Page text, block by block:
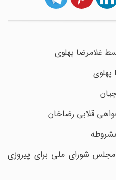
پهلوی
قلابی رضاخان
شورای ملی برای پیروزی